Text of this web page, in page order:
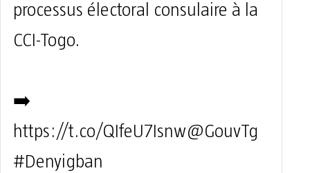
processus électoral consulaire à la
CCI-Togo.
➡️
https://t.co/QIfeU7Isnw@GouvTg
#Denyigban